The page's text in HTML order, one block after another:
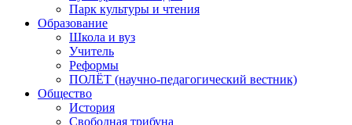
Парк культуры и чтения
Образование
Школа и вуз
Учитель
Реформы
ПОЛЁТ (научно-педагогический вестник)
Общество
История
Свободная трибуна